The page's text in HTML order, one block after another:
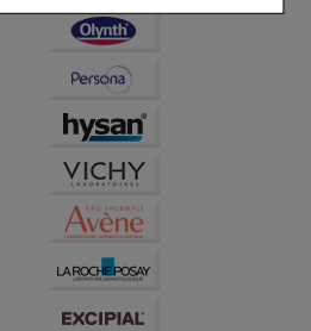
ansprechender zu gestalten,
des
Spracheinstellung)
ermöglichen es uns
zugeschrittene Inhalte
Partnerprogramm zu
Hierüber lassen sich
Art und Weise der Nutzung
können, den Inhalt
für Sie zu gestalten.